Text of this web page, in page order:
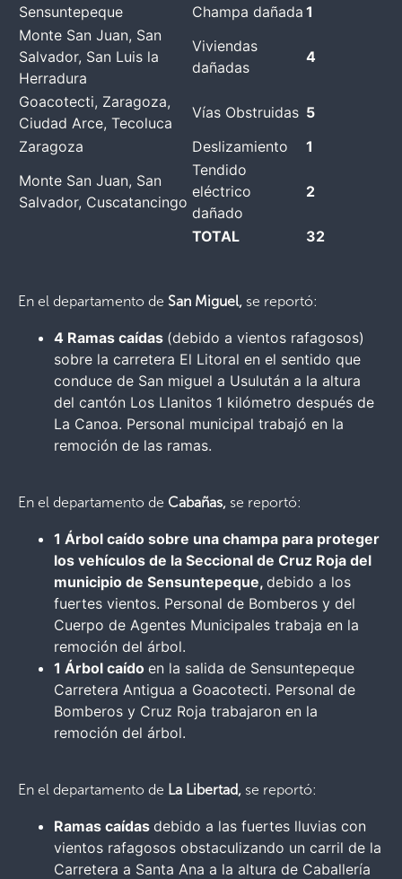
Sensuntepeque
Champa dañada 1
Monte San Juan, San
Salvador, San Luis la
Herradura
Viviendas
dañadas
4
Goacotecti, Zaragoza,
Ciudad Arce, Tecoluca
Vías Obstruidas 5
Zaragoza
Deslizamiento
1
Monte San Juan, San
Salvador, Cuscatancingo
Tendido
eléctrico
dañado
2
TOTAL 32
En el departamento de San Miguel, se reportó:
4 Ramas caídas (debido a vientos rafagosos)
sobre la carretera El Litoral en el sentido que
conduce de San miguel a Usulután a la altura
del cantón Los Llanitos 1 kilómetro después de
La Canoa. Personal municipal trabajó en la
remoción de las ramas.
En el departamento de Cabañas, se reportó:
1 Árbol caído sobre una champa para proteger
los vehículos de la Seccional de Cruz Roja del
municipio de Sensuntepeque, debido a los
fuertes vientos. Personal de Bomberos y del
Cuerpo de Agentes Municipales trabaja en la
remoción del árbol.
1 Árbol caído en la salida de Sensuntepeque
Carretera Antigua a Goacotecti. Personal de
Bomberos y Cruz Roja trabajaron en la
remoción del árbol.
En el departamento de La Libertad, se reportó:
Ramas caídas debido a las fuertes lluvias con
vientos rafagosos obstaculizando un carril de la
Carretera a Santa Ana a la altura de Caballería